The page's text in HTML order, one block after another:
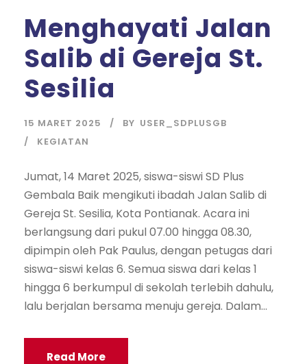
Menghayati Jalan
Salib di Gereja St.
Sesilia
15 MARET 2025 BY USER_SDPLUSGB
KEGIATAN
Jumat, 14 Maret 2025, siswa-siswi SD Plus
Gembala Baik mengikuti ibadah Jalan Salib di
Gereja St. Sesilia, Kota Pontianak. Acara ini
berlangsung dari pukul 07.00 hingga 08.30,
dipimpin oleh Pak Paulus, dengan petugas dari
siswa-siswi kelas 6. Semua siswa dari kelas 1
hingga 6 berkumpul di sekolah terlebih dahulu,
lalu berjalan bersama menuju gereja. Dalam...
Read More